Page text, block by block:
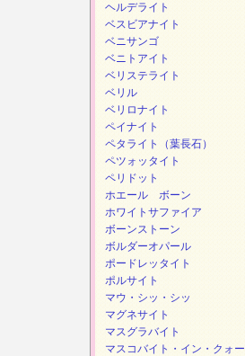
ヘルデライト
ベスビアナイト
ベニサンゴ
ベニトアイト
ベリステライト
ベリル
ベリロナイト
ペイナイト
ペタライト（葉長石）
ペツォッタイト
ペリドット
ホエール ボーン
ホワイトサファイア
ボーンストーン
ボルダーオパール
ポードレッタイト
ポルサイト
マウ・シッ・シッ
マグネサイト
マスグラバイト
マスコバイト・イン・クォー